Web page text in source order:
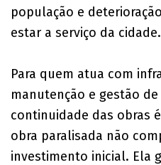
população e
estar a serviço da cidade.
Para quem atua com
manutenção e gestão
continuidade das obras
obra paralisada não
investimento inicial. Ela